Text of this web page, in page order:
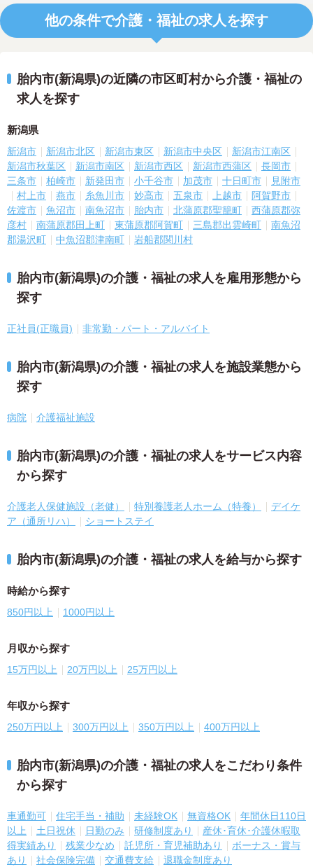
他の条件で介護・福祉の求人を探す
胎内市(新潟県)の近隣の市区町村から介護・福祉の
求人を探す
新潟県
新潟市 新潟市北区 新潟市東区 新潟市中央区
新潟市江南区
新潟市秋葉区
新潟市南区 新潟市西区 新潟市西蒲区
長岡市
三条市
柏崎市 新発田市 小千谷市 加茂市 十日町市
見附市
村上市
燕市 糸魚川市 妙高市 五泉市 上越市
阿賀野市
佐渡市
魚沼市 南魚沼市 胎内市 北蒲原郡聖籠町
西蒲原郡弥
彦村
南蒲原郡田上町 東蒲原郡阿賀町 三島郡出雲崎町
南魚沼
郡湯沢町
中魚沼郡津南町 岩船郡関川村
胎内市(新潟県)の介護・福祉の求人を雇用形態から
探す
正社員(正職員) 非常勤・パート・アルバイト
胎内市(新潟県)の介護・福祉の求人を施設業態から
探す
病院 介護福祉施設
胎内市(新潟県)の介護・福祉の求人をサービス内容
から探す
介護老人保健施設（老健） 特別養護老人ホーム（特養）
デイケ
ア（通所リハ）
ショートステイ
胎内市(新潟県)の介護・福祉の求人を給与から探す
時給から探す
850円以上 1000円以上
月収から探す
15万円以上 20万円以上 25万円以上
年収から探す
250万円以上 300万円以上 350万円以上 400万円以上
胎内市(新潟県)の介護・福祉の求人をこだわり条件
から探す
車通勤可 住宅手当・補助 未経験OK 無資格OK
年間休日110日
以上
土日祝休 日勤のみ 研修制度あり
産休･育休･介護休暇取
得実績あり
残業少なめ 託児所・育児補助あり
ボーナス・賞与
あり
社会保険完備 交通費支給 退職金制度あり